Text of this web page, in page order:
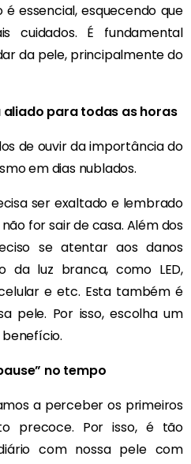
essencial, esquecendo que
cuidados. É fundamental
da pele, principalmente do
aliado para todas as horas
de ouvir da importância do
em dias nublados.
ser exaltado e lembrado
for sair de casa. Além dos
se atentar aos danos
da luz branca, como LED,
e etc. Esta também é
pele. Por isso, escolha um
no tempo
a perceber os primeiros
precoce. Por isso, é tão
com nossa pele com